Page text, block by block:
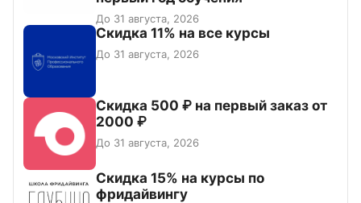
До 31 августа, 2026
Скидка 11% на все курсы
До 31 августа, 2026
Скидка 500 ₽ на первый заказ от
2000 ₽
До 31 августа, 2026
Скидка 15% на курсы по
фридайвингу